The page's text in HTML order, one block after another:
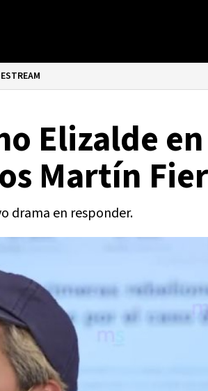
Elizalde
Martín
drama en responder.